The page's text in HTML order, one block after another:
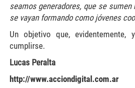
seamos generadores, que se
se vayan formando como jóvenes
Un objetivo que, evidentemente,
cumplirse.
Lucas Peralta
http://www.acciondigital.com.ar